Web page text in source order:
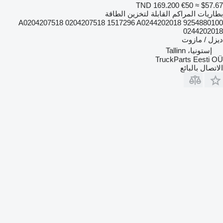
TND 169.200 €50 ≈ $57.67
بطاريات المراكم القابلة لتخزين الطاقة
9254880100 A0204207518 0204207518 1517296 A0244202018
0244202018
ديزل / مازوت
إستونيا، Tallinn
TruckParts Eesti OÜ
الاتصال بالبائع